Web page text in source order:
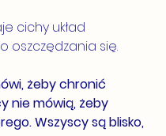
cichy układ
oszczędzania się.
żeby chronić
nie mówią, żeby
Wszyscy są blisko,